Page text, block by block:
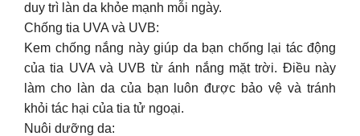
duy trì làn da khỏe mạnh mỗi ngày.
Chống tia UVA và UVB:
Kem chống nắng này giúp da bạn chống lại tác động
của tia UVA và UVB từ ánh nắng mặt trời. Điều này
làm cho làn da của bạn luôn được bảo vệ và tránh
khỏi tác hại của tia tử ngoại.
Nuôi dưỡng da: